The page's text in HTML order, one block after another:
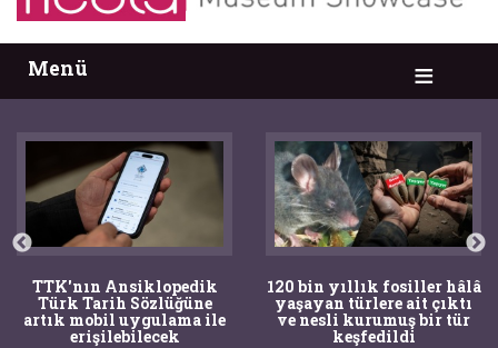
Menü
TTK'nın Ansiklopedik
Türk Tarih Sözlüğüne
artık mobil uygulama ile
erişilebilecek
120 bin yıllık fosiller hâlâ
yaşayan türlere ait çıktı
ve nesli kurumuş bir tür
keşfedildi